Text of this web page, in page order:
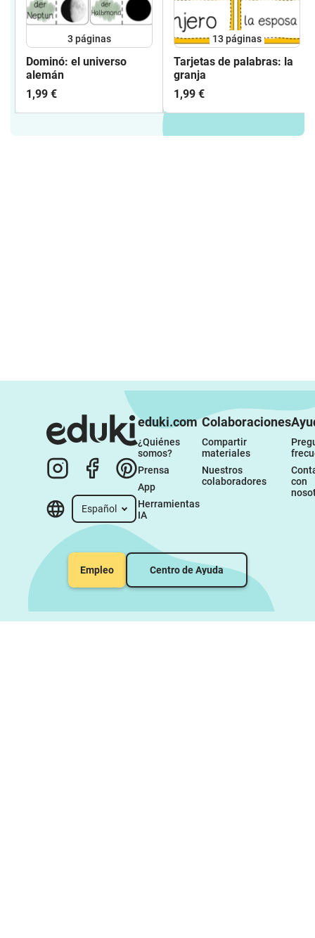
3 páginas
Dominó: el universo
alemán
1,99 €
13 páginas
Tarjetas de palabras: la
granja
1,99 €
Español
eduki.com
¿Quiénes
somos?
Prensa
App
Herramientas
IA
Colaboraciones
Compartir
materiales
Nuestros
colaboradores
con
Empleo Centro de Ayuda